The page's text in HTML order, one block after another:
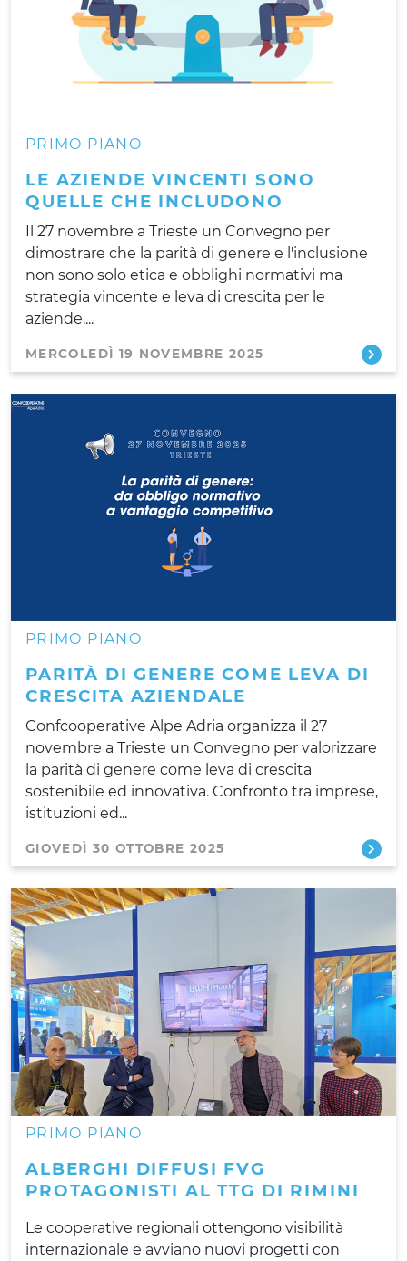
PRIMO PIANO
LE AZIENDE VINCENTI SONO
QUELLE CHE INCLUDONO
Il 27 novembre a Trieste un Convegno per
dimostrare che la parità di genere e l'inclusione
non sono solo etica e obblighi normativi ma
strategia vincente e leva di crescita per le
aziende....
MERCOLEDÌ 19 NOVEMBRE 2025
PRIMO PIANO
PARITÀ DI GENERE COME LEVA DI
CRESCITA AZIENDALE
Confcooperative Alpe Adria organizza il 27
novembre a Trieste un Convegno per valorizzare
la parità di genere come leva di crescita
sostenibile ed innovativa. Confronto tra imprese,
istituzioni ed...
GIOVEDÌ 30 OTTOBRE 2025
PRIMO PIANO
ALBERGHI DIFFUSI FVG
PROTAGONISTI AL TTG DI RIMINI
Le cooperative regionali ottengono visibilità
internazionale e avviano nuovi progetti con